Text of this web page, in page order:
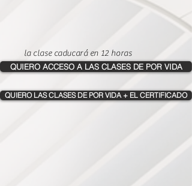
la clase caducará en 12 horas
QUIERO ACCESO A LAS CLASES DE POR VIDA
QUIERO LAS CLASES DE POR VIDA + EL CERTIFICADO